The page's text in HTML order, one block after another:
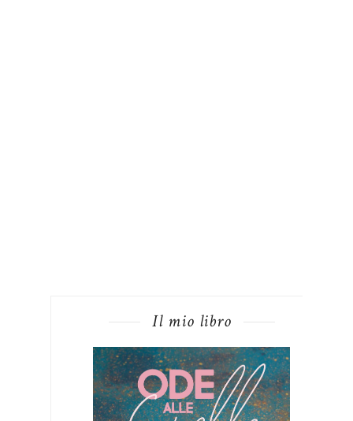
Il mio libro